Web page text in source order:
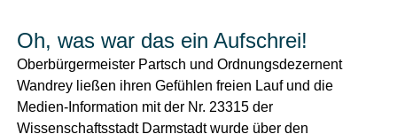
Oh, was war das ein Aufschrei!
Oberbürgermeister Partsch und Ordnungsdezernent
Wandrey ließen ihren Gefühlen freien Lauf und die
Medien-Information mit der Nr. 23315 der
Wissenschaftsstadt Darmstadt wurde über den